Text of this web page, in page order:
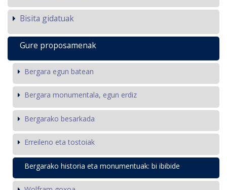
Bisita gidatuak
Gure proposamenak
Bergara egun batean
Bergara monumentala, egun erdiz
Bergarako besarkada
Erreileno eta tostoiak
Bergarako historia eta monumentuak: bi ibibide